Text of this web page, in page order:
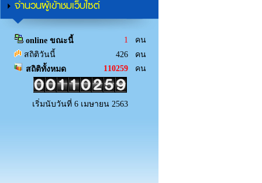
จำนวนผู้เข้าชมเว็บไซต์
online ขณะนี้ 1 คน
สถิติวันนี้
426 คน
สถิติทั้งหมด
110259 คน
เริ่มนับวันที่ 6 เมษายน 2563